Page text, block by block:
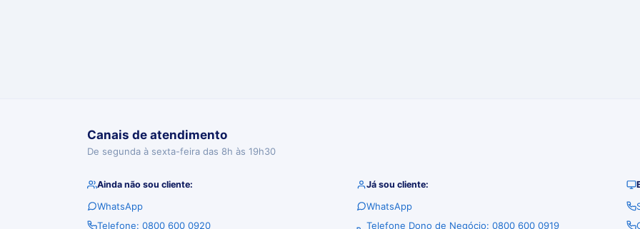
Canais de atendimento
De segunda à sexta-feira das 8h às 19h30
Ainda não sou cliente:
WhatsApp
Telefone: 0800 600 0920
Já sou cliente:
WhatsApp
Telefone Dono de Negócio: 0800 600 0919